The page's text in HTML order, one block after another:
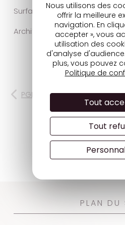
Surface utile : 169 m²
Architecte : Francis DUBOIS
Parcourir les
PGF Saran
TOUTES LES
PLAN DU
Nous utilisons des
offrir la meilleure
navigation. En
accepter », vous
utilisation des
d'analyse
plus, vous pouvez
Politique de
Tout
Tout